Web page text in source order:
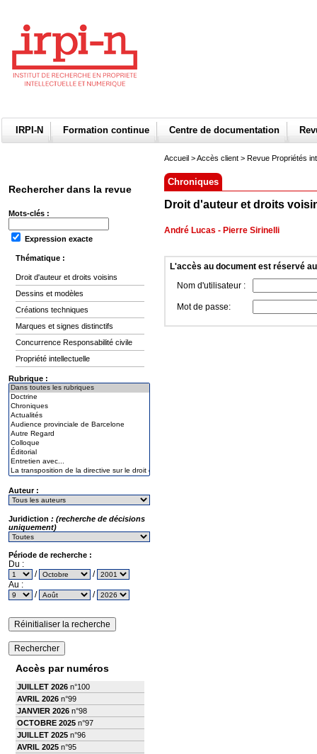
IRPI-N Formation continue Centre de documentation
Rechercher dans la revue
Mots-clés :
Expression exacte
Thématique :
Droit d'auteur et droits voisins
Dessins et modèles
Créations techniques
Marques et signes distinctifs
Concurrence Responsabilité civile
Propriété intellectuelle
Rubrique :
Auteur :
Juridiction : (recherche de décisions
uniquement)
Période de recherche :
Du :
/
/
Au :
/
/
Accès par numéros
JUILLET 2026 n°100
AVRIL 2026 n°99
JANVIER 2026 n°98
OCTOBRE 2025 n°97
JUILLET 2025 n°96
AVRIL 2025 n°95
Accueil >Accès client > Revue Propriétés
Chroniques
Droit d'auteur et droits
André Lucas - Pierre Sirinelli
L'accès au document est réservé
Nom d'utilisateur :
Mot de passe: